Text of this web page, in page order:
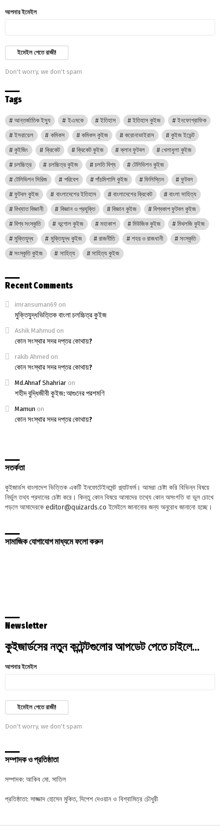
আপনার ইমেইল
Don't worry, we don't spam
Tags
আন্তর্জাতিক ইস্যু ইএমকে ইতিহাস ইতিহাস কুইজ
ইনফোগ্রাফিক
ইসরায়েল
কমিকস কমিকস কুইজ করোনাভাইরাস
কুইজ ইভেন্ট
কুইজিং
ক্রিকেট ক্রিকেট কুইজ ক্লাব ফুটবল
খেলাধুলা কুইজ
চলচ্চিত্র
চলচ্চিত্র কুইজ চলতি বিশ্ব
টেলিভিশন কুইজ
টেলিভিশন সিরিজ
পরিবেশ পাঁচমিশালি কুইজ ফিলিস্তিন
ফুটবল
ফুটবল কুইজ
বাংলাদেশের ইতিহাস বাংলাদেশের ক্রিকেট
বাংলা সাহিত্য
বিখ্যাত বিজ্ঞানী
বিজ্ঞান ও প্রযুক্তি বিজ্ঞান কুইজ
বিশ্বকাপ ফুটবল কুইজ
বিশ্ব সংস্কৃতি
ভূগোল কুইজ মহাকাশ মিউজিক কুইজ
মিথলজি কুইজ
মুক্তিযুদ্ধ
মুক্তিযুদ্ধ কুইজ রাজনীতি শহর ও রাজধানী
সংস্কৃতি
সংস্কৃতি কুইজ
সাহিত্য সাহিত্য কুইজ
Recent Comments
imransuman69 on
মুক্তিযুদ্ধভিত্তিক বাংলা চলচ্চিত্র কুইজ
Ashik Mahmud on
কোন সংস্থার সদর দপ্তর কোথায়?
rakib Ahmed on
কোন সংস্থার সদর দপ্তর কোথায়?
Md.Ahnaf Shahriar on
শহীদ বুদ্ধিজীবী কুইজ: আগুনের পরশমণি
Mamun on
কোন সংস্থার সদর দপ্তর কোথায়?
সতর্কতা
কুইজার্ডস বাংলাদেশ ভিত্তিক একটি ইনফোটেইনমেন্ট প্ল্যাটফর্ম। আমরা চেষ্টা করি বিভিন্ন বিষয়ে
নির্ভুল তথ্য প্রদানের চেষ্টা করে। কিন্তু কোন বিষয়ে আমাদের তথ্যে কোন অসংগতি বা ভুল চোখে
পড়লে আমাদেরকে editor@quizards.co ইমেইলে জানানোর জন্য অনুরোধ জানানো হচ্ছে।
সামাজিক যোগাযোগ মাধ্যমে ফলো করুন
Newsletter
কুইজার্ডসের নতুন কন্টেন্টগুলোর আপডেট পেতে চাইলে...
আপনার ইমেইল
Don't worry, we don't spam
সম্পাদক ও প্রতিষ্ঠাতা
সম্পাদক: আকিব মো. সাতিল
প্রতিষ্ঠাতা: সাজ্জাদ হোসেন মুকিত, দিপেশ দেওয়ান ও বিশ্বামিত্র চৌধুরী